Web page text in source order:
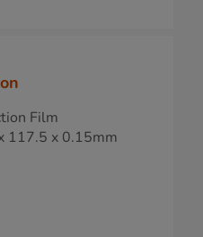
Film
117.5 x 0.15mm